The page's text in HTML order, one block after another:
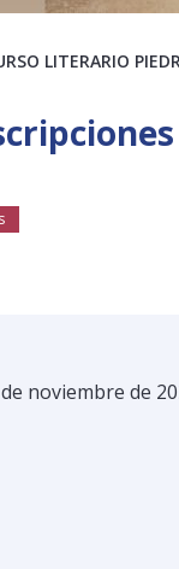
LITERARIO
noviembre de